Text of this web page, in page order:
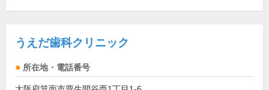
うえだ歯科クリニック
所在地・電話番号